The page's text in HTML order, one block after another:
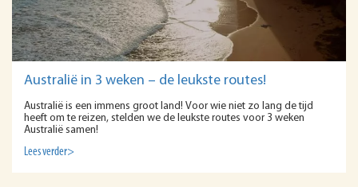
Australië in 3 weken – de leukste routes!
Australië is een immens groot land! Voor wie niet zo lang de tijd
heeft om te reizen, stelden we de leukste routes voor 3 weken
Australië samen!
Lees verder>